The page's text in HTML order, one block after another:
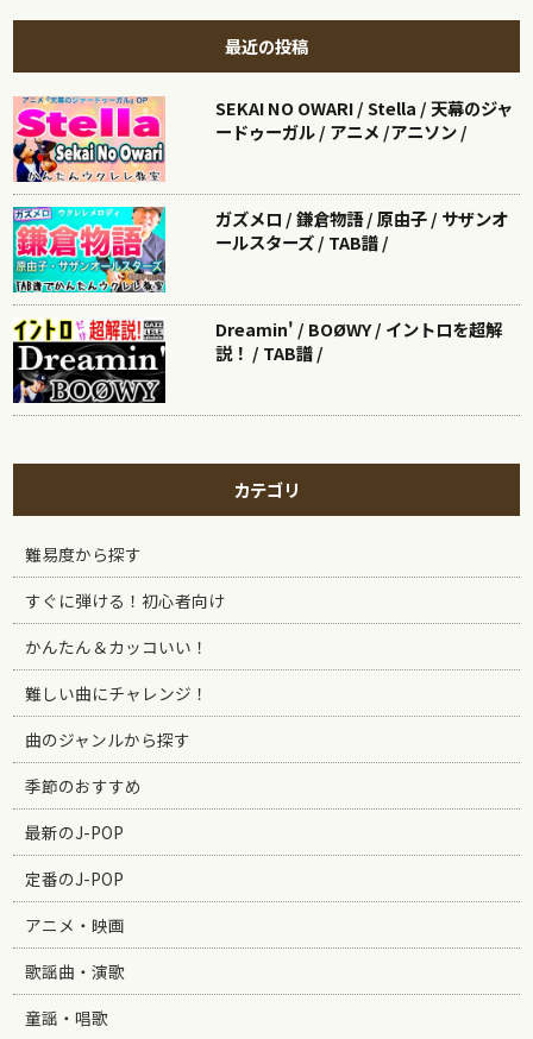
最近の投稿
SEKAI NO OWARI / Stella / 天幕のジャ
ードゥーガル / アニメ /アニソン /
ガズメロ / 鎌倉物語 / 原由子 / サザンオ
ールスターズ / TAB譜 /
Dreamin' / BOØWY / イントロを超解
説！ / TAB譜 /
カテゴリ
難易度から探す
すぐに弾ける！初心者向け
かんたん＆カッコいい！
難しい曲にチャレンジ！
曲のジャンルから探す
季節のおすすめ
最新のJ-POP
定番のJ-POP
アニメ・映画
歌謡曲・演歌
童謡・唱歌